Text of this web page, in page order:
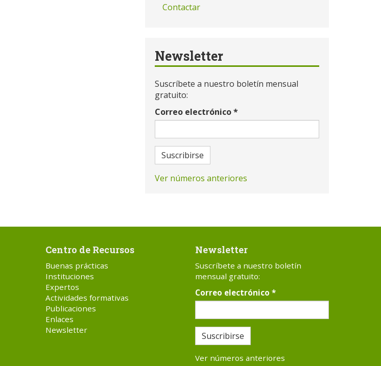
Contactar
Newsletter
Suscríbete a nuestro boletín mensual
gratuito:
Correo electrónico*
Suscribirse
Ver números anteriores
Centro de Recursos
Buenas prácticas
Instituciones
Expertos
Actividades formativas
Publicaciones
Enlaces
Newsletter
Newsletter
Suscríbete a nuestro boletín
mensual gratuito:
Correo electrónico *
Suscribirse
Ver números anteriores